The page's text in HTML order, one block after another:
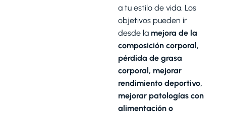
a tu estilo de vida. Los
objetivos pueden ir
desde la mejora de la
composición corporal,
pérdida de grasa
corporal, mejorar
rendimiento deportivo,
mejorar patologías con
alimentación o